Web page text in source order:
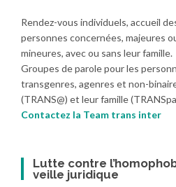
Rendez-vous individuels, accueil
personnes concernées, majeures
mineures, avec ou sans leur famille.
Groupes de parole pour les
transgenres, agenres et non-
(TRANS@) et leur famille
Contactez la Team trans inter
Lutte contre
veille juridique